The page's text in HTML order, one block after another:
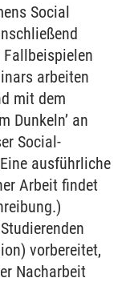
Social
arbeiten
mit dem
Dunkeln’ an
Social-
ausführliche
Arbeit findet
vorbereitet,
Nacharbeit